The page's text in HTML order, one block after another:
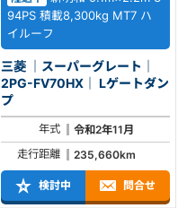
94PS 積載8,300kg MT7 ハ
イルーフ
三菱 ｜スーパーグレート｜
2PG-FV70HX｜ Lゲートダン
プ
年式
令和2年11月
走行距離
235,660km
検討中 問合せ